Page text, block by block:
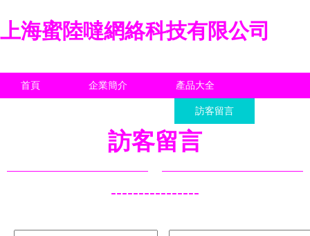
上海蜜陸噠網絡科技有限公司
首頁 企業簡介 產品大全
訪客留言
訪客留言
----------------